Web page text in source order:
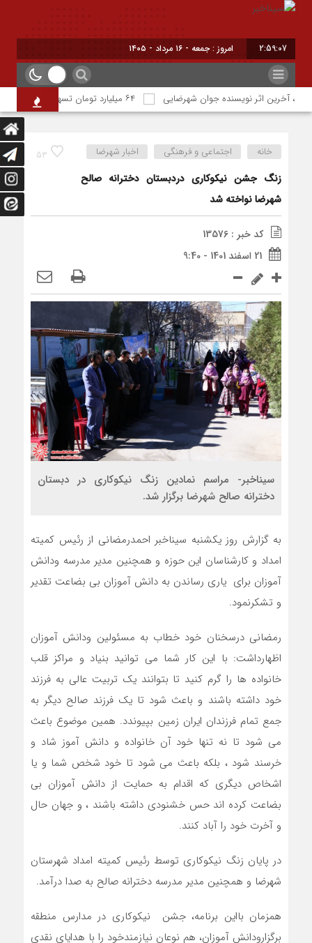
2:59:07 امروز : جمعه - ۱۶ مرداد - ۱۴۰۵
آخرین اثر نویسنده جوان شهرضایی ۶۴ میلیارد تومان تسهیلات اشتغالزایی به مددجویان کمیته امداد شهرضا پرداخت شد
53 خانه اجتماعی و فرهنگی اخبار شهرضا
زنگ جشن نیکوکاری دردبستان دخترانه صالح
شهرضا نواخته شد
کد خبر : 13576
21 اسفند 1401 - 9:40
سیناخبر- مراسم نمادین زنگ نیکوکاری در دبستان
دخترانه صالح شهرضا برگزار شد.
به گزارش روز یکشنبه سیناخبر احمدرمضانی از رئیس کمیته
امداد و کارشناسان این حوزه و همچنین مدیر مدرسه ودانش
آموزان برای یاری رساندن به دانش آموزان بی بضاعت تقدیر
و تشکرنمود.
رمضانی درسخنان خود خطاب به مسئولین ودانش آموزان
اظهارداشت: با این کار شما می توانید بنیاد و مراکز قلب
خانواده ها را گرم کنید تا بتوانند یک تربیت عالی به فرزند
خود داشته باشند و باعث شود تا یک فرزند صالح دیگر به
جمع تمام فرزندان ایران زمین بپیوندد. همین موضوع باعث
می شود تا نه تنها خود آن خانواده و دانش آموز شاد و
خرسند شود ، بلکه باعث می شود تا خود شخص شما و یا
اشخاص دیگری که اقدام به حمایت از دانش آموزان بی
بضاعت کرده اند حس خشنودی داشته باشند ، و جهان حال
و آخرت خود را آباد کنند.
در پایان زنگ نیکوکاری توسط رئیس کمیته امداد شهرستان
شهرضا و همچنین مدیر مدرسه دخترانه صالح به صدا درآمد.
همزمان بااین برنامه، جشن نیکوکاری در مدارس منطقه
برگزارودانش آموزان، هم نوعان نیازمندخود را با هدایای نقدی